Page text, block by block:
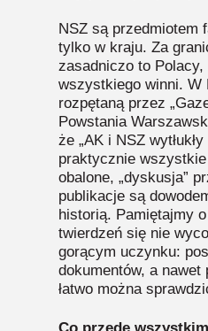
NSZ są przedmiotem
tylko w kraju. Za
zasadniczo to
wszystkiego winni. W
rozpętaną przez
Powstania
że „AK i NSZ
praktycznie
obalone, „dyskusja”
publikacje są
historią. Pamiętajmy
twierdzeń się nie
gorącym uczynku:
dokumentów, a
łatwo można
Co przede